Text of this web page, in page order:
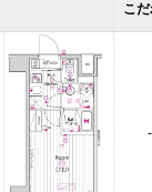
こ
-